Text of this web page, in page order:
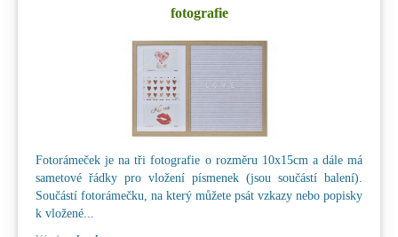
fotografie
Fotorámeček je na tři fotografie o rozměru 10x15cm a dále má
sametové řádky pro vložení písmenek (jsou součástí balení).
Součástí fotorámečku, na který můžete psát vzkazy nebo popisky
k vložené...